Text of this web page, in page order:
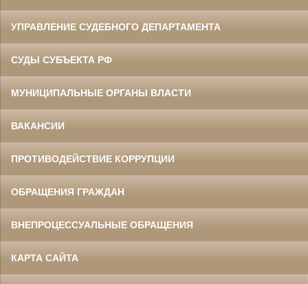
УПРАВЛЕНИЕ СУДЕБНОГО ДЕПАРТАМЕНТА
СУДЫ СУБЪЕКТА РФ
МУНИЦИПАЛЬНЫЕ ОРГАНЫ ВЛАСТИ
ВАКАНСИИ
ПРОТИВОДЕЙСТВИЕ КОРРУПЦИИ
ОБРАЩЕНИЯ ГРАЖДАН
ВНЕПРОЦЕССУАЛЬНЫЕ ОБРАЩЕНИЯ
КАРТА САЙТА